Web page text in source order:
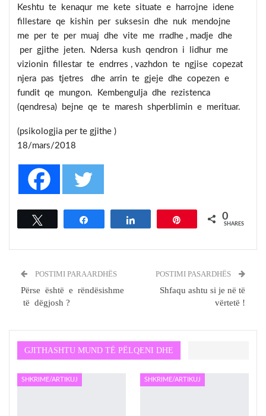
Keshtu te kenaqur me kete situate e harrojne idene
fillestare qe kishin per suksesin dhe nuk mendojne
me per te per muaj dhe vite me rradhe , madje dhe
per gjithe jeten. Ndersa kush qendron i lidhur me
vizionin fillestar te endrres , vazhdon te ngjise copezat
njera pas tjetres dhe arrin te gjeje dhe copezen e
fundit qe mungon. Kembengulja dhe rezistenca
(qendresa) bejne qe te maresh shperblimin e merituar.
(psikologjia per te gjithe )
18/mars/2018
0
SHARES
POSTIMI PARAARDHËS
Përse është e rëndësishme
të dëgjosh ?
POSTIMI PASARDHËS
Shfaqu ashtu si je në të
vërtetë !
GJITHASHTU MUND TË PËLQENI DHE
SHKRIME/ARTIKUJ SHKRIME/ARTIKUJ